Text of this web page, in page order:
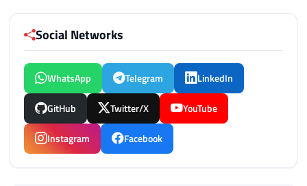
Social Networks
WhatsApp Telegram LinkedIn
GitHub Twitter/X YouTube
Instagram Facebook